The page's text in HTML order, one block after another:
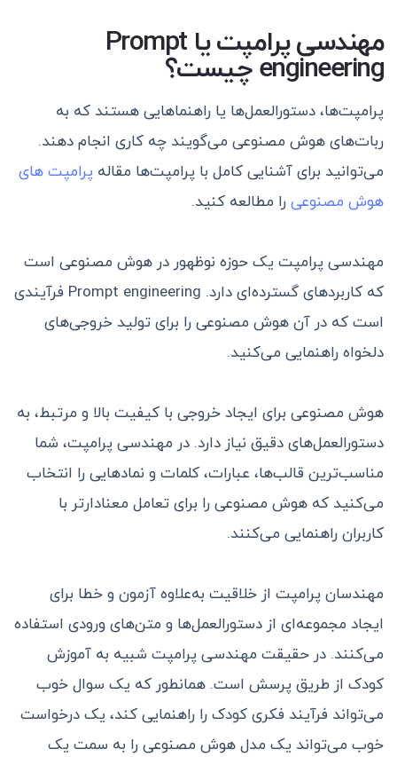
مهندسی پرامپت یاPrompt
engineeringچیست؟
پرامپت‌ها، دستورالعمل‌ها یا راهنماهایی هستند که به
ربات‌های هوش مصنوعی می‌گویند چه کاری انجام دهند.
می‌توانید برای آشنایی کامل با پرامپت‌ها مقاله پرامپت های
هوش مصنوعی را مطالعه کنید.
مهندسی پرامپت یک حوزه نوظهور در هوش مصنوعی است
که کاربردهای گسترده‌ای دارد. Prompt engineering فرآیندی
است که در آن هوش مصنوعی را برای تولید خروجی‌های
دلخواه راهنمایی می‌کنید.
هوش مصنوعی برای ایجاد خروجی با کیفیت بالا و مرتبط، به
دستورالعمل‌های دقیق نیاز دارد. در مهندسی پرامپت، شما
مناسب‌ترین قالب‌ها، عبارات، کلمات و نمادهایی را انتخاب
می‌کنید که هوش مصنوعی را برای تعامل معنادارتر با
کاربران راهنمایی می‌کنند.
مهندسان پرامپت از خلاقیت به‌علاوه آزمون و خطا برای
ایجاد مجموعه‌ای از دستورالعمل‌ها و متن‌های ورودی استفاده
می‌کنند. در حقیقت مهندسی پرامپت شبیه به آموزش
کودک از طریق پرسش است. همانطور که یک سوال خوب
می‌تواند فرآیند فکری کودک را راهنمایی کند، یک درخواست
خوب می‌تواند یک مدل هوش مصنوعی را به سمت یک